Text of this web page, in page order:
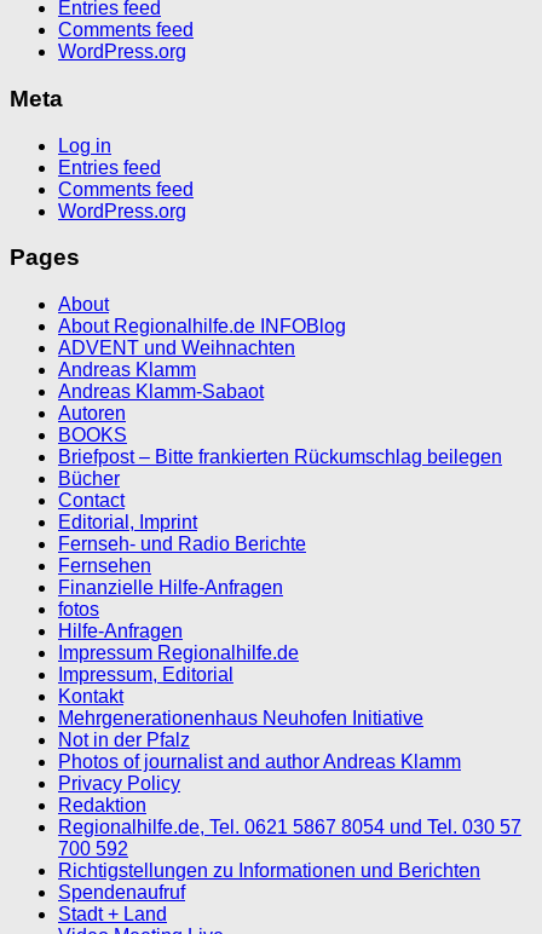
Entries feed
Comments feed
WordPress.org
Meta
Log in
Entries feed
Comments feed
WordPress.org
Pages
About
About Regionalhilfe.de INFOBlog
ADVENT und Weihnachten
Andreas Klamm
Andreas Klamm-Sabaot
Autoren
BOOKS
Briefpost – Bitte frankierten Rückumschlag beilegen
Bücher
Contact
Editorial, Imprint
Fernseh- und Radio Berichte
Fernsehen
Finanzielle Hilfe-Anfragen
fotos
Hilfe-Anfragen
Impressum Regionalhilfe.de
Impressum, Editorial
Kontakt
Mehrgenerationenhaus Neuhofen Initiative
Not in der Pfalz
Photos of journalist and author Andreas Klamm
Privacy Policy
Redaktion
Regionalhilfe.de, Tel. 0621 5867 8054 und Tel. 030 57
700 592
Richtigstellungen zu Informationen und Berichten
Spendenaufruf
Stadt + Land